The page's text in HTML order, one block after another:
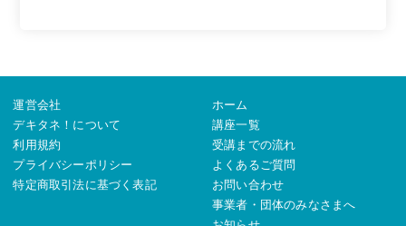
運営会社
デキタネ！について
利用規約
プライバシーポリシー
特定商取引法に基づく表記
ホーム
講座一覧
受講までの流れ
よくあるご質問
お問い合わせ
事業者・団体のみなさまへ